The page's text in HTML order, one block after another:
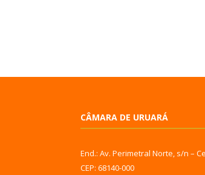
CÂMARA DE URUARÁ
End.: Av. Perimetral Norte, s/n –
CEP: 68140-000